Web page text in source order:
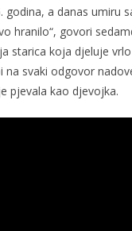
godina, a danas umiru
hranilo“, govori
starica koja djeluje
na svaki odgovor
pjevala kao djevojka.